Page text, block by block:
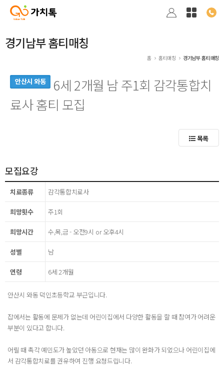
경기남부 홈티매칭
홈 홈티매칭 경기남부 홈티매칭
안산시 와동
6세 2개월 남 주1회 감각통합치
료사 홈티 모집
목록
모집요강
치료종류 감각통합치료사
희망횟수 주1회
희망시간 수,목,금 - 오전9시 or 오후4시
성별 남
연령 6세 2개월
안산시 와동 덕인초등학교 부근입니다.
잡에서는 활동에 문제가 없는데 어린이집에서 다양한 활동을 할 때 참여가 어려운
부분이 있다고 합니다.
어릴 때 촉각 예민도가 높았던 아동으로 현재는 많이 완화가 되었으나 어린이집에
서 감각통합치료를 권유하여 진행 요청드립니다.